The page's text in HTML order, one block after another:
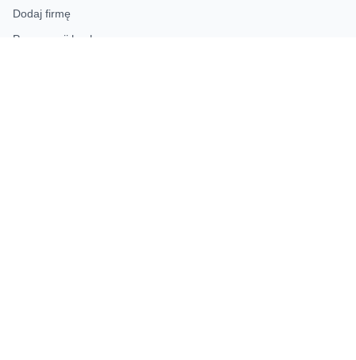
Dodaj firmę
Przypomnij hasło